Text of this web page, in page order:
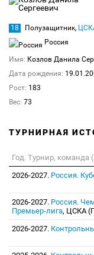
18 Полузащитник,
Россия
Имя: Козлов Данила
Дата рождения:
Рост: 183
Вес: 73
ТУРНИРНАЯ
Год. Турнир, команда
2026-2027. Россия.
2026-2027. Россия.
Премьер-лига, ЦСКА
2026-2027.